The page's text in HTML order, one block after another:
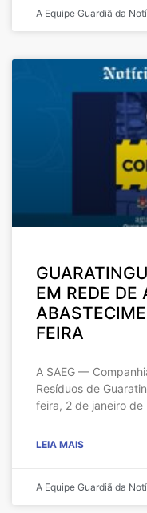
A Equipe Guardiã da
EM REDE DE
FEIRA
A SAEG —
Resíduos de
feira, 2 de janeiro
LEIA MAIS
A Equipe Guardiã da